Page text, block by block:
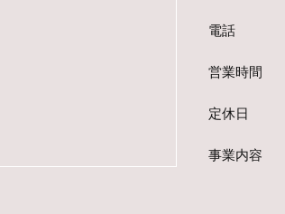
電話
営業時間
定休日
事業内容